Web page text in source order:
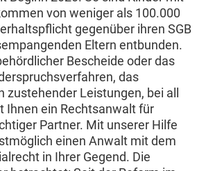
von weniger als 100.000
gegenüber ihren SGB
Eltern entbunden.
Bescheide oder das
das
zustehender Leistungen, bei all
Ihnen ein Rechtsanwalt für
Partner. Mit unserer Hilfe
einen Anwalt mit dem
in Ihrer Gegend. Die